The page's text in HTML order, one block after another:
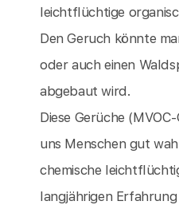
leichtflüchtige
Den Geruch könnte
oder auch einen
abgebaut wird.
Diese Gerüche
uns Menschen gut
chemische
langjährigen